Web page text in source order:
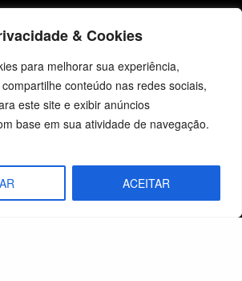
& Cookies
para melhorar sua experiência,
conteúdo nas redes sociais,
este site e exibir anúncios
base em sua atividade de navegação.
ACEITAR